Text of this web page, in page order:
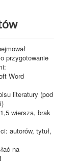
przygotowanie
Word
literatury (pod
wiersza, brak
autorów, tytuł,
na